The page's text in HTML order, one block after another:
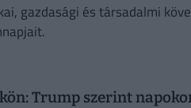
gazdasági és társadalmi
Trump szerint